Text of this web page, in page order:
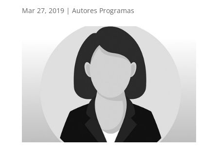
Mar 27, 2019| Autores Programas